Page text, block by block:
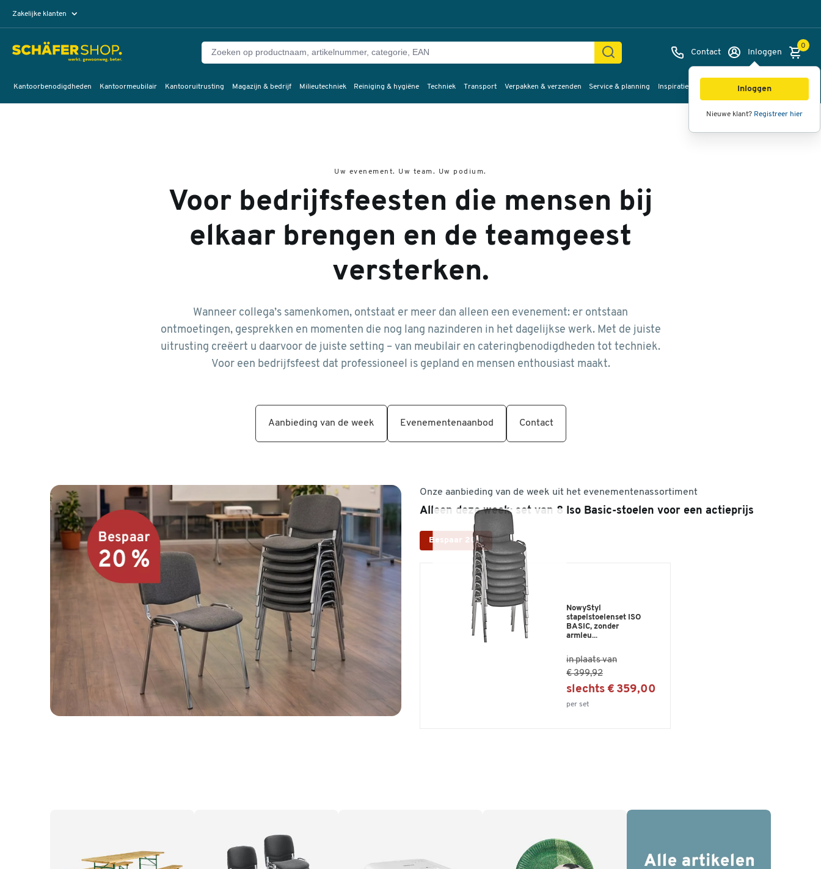
Zakelijke klanten
Contact Inloggen
Inloggen
Nieuwe klant? Registreer hier
0
Kantoorbenodigdheden Kantoormeubilair Kantooruitrusting Magazijn & bedrijf Milieutechniek Reiniging & hygiëne Techniek Transport Verpakken & verzenden Service & planning Inspiratie
Uw evenement. Uw team. Uw podium.
Voor bedrijfsfeesten die mensen bij
elkaar brengen en de teamgeest
versterken.
Wanneer collega’s samenkomen, ontstaat er meer dan alleen een evenement: er ontstaan
ontmoetingen, gesprekken en momenten die nog lang nazinderen in het dagelijkse werk. Met de juiste
uitrusting creëert u daarvoor de juiste setting – van meubilair en cateringbenodigdheden tot techniek.
Voor een bedrijfsfeest dat professioneel is gepland en mensen enthousiast maakt.
Aanbieding van de week Evenementenaanbod Contact
Onze aanbieding van de week uit het evenementenassortiment
Alleen deze week: set van 8 Iso Basic-stoelen voor een actieprijs
Bespaar 20%
NowyStyl
stapelstoelenset ISO
BASIC, zonder
armleu...
in plaats van
€ 399,92
slechts € 359,00
per set